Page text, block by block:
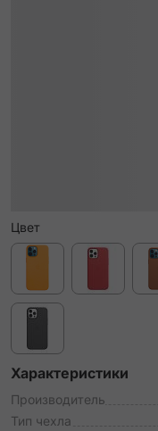
Цвет
Характеристики
Производитель
Тип чехла